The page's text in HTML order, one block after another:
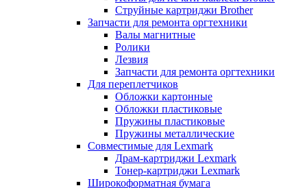
Струйные картриджи Brother
Запчасти для ремонта оргтехники
Валы магнитные
Ролики
Лезвия
Запчасти для ремонта оргтехники
Для переплетчиков
Обложки картонные
Обложки пластиковые
Пружины пластиковые
Пружины металлические
Совместимые для Lexmark
Драм-картриджи Lexmark
Тонер-картриджи Lexmark
Широкоформатная бумага